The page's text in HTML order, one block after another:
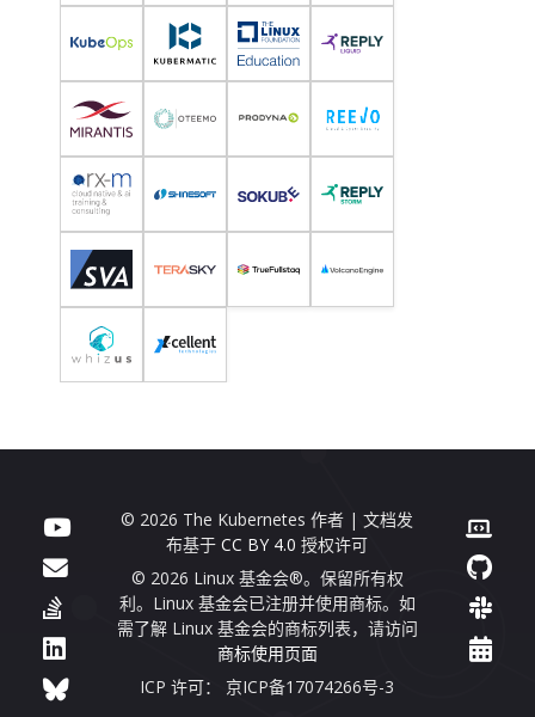
© 2026 The Kubernetes 作者 | 文档发
布基于CC BY 4.0 授权许可
© 2026 Linux 基金会®。保留所有权
利。Linux 基金会已注册并使用商标。如
需了解 Linux 基金会的商标列表，请访问
商标使用页面
ICP 许可： 京ICP备17074266号-3